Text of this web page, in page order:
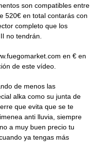
son compatibles entre
520€ en total contarás con
completo que los
no tendrán.
en € en
de este vídeo.
de menos las
alka como su junta de
que evita que se te
anti lluvia, siempre
a muy buen precio tu
ya tengas más